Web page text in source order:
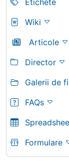
Wiki
Articole
Director
Galerii de
FAQs
Formulare